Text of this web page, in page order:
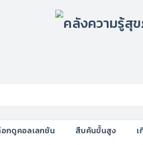
อกดูคอลเลกชัน สืบค้นขั้นสูง